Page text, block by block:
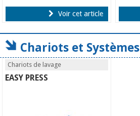
Voir cet article
Chariots et Systèmes
Chariots de lavage
EASY PRESS